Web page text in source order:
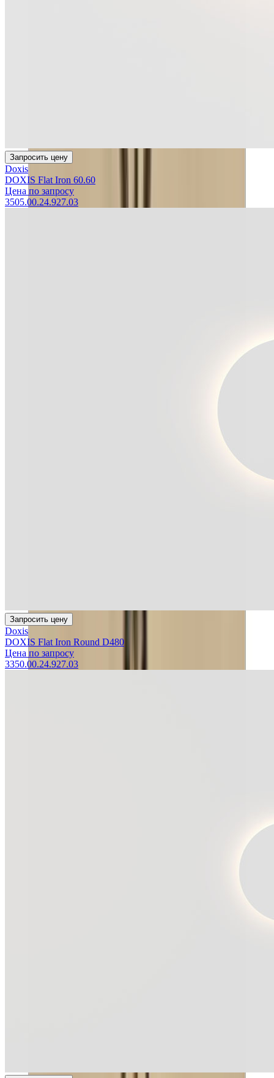
Запросить цену
Doxis
DOXIS Flat Iron 60.60
Цена по запросу
3505.00.24.927.03
Запросить цену
Doxis
DOXIS Flat Iron Round D480
Цена по запросу
3350.00.24.927.03